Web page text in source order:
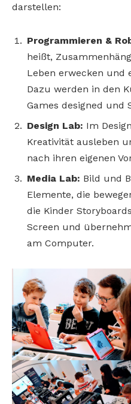
darstellen:
Programmieren &
heißt,
Leben erwecken und
Dazu werden in den
Games designed und
Design Lab: Im
Kreativität ausleben
nach ihren eigenen
Media Lab: Bild und
Elemente, die
die Kinder
Screen und
am Computer.